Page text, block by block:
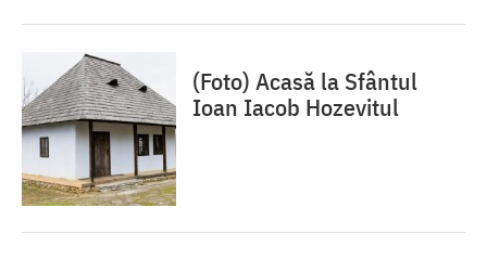
(Foto) Acasă la Sfântul
Ioan Iacob Hozevitul